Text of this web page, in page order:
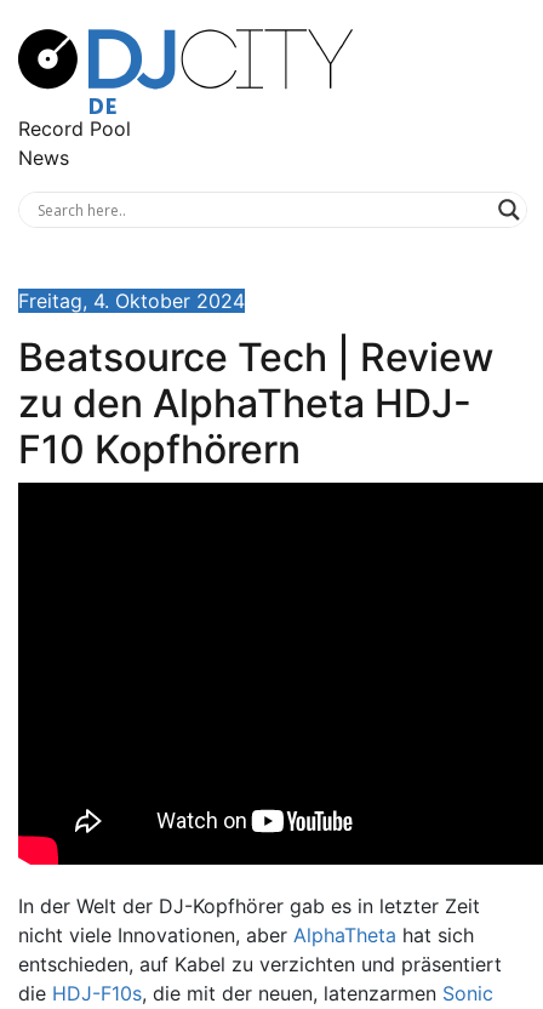
Record Pool
News
Freitag, 4. Oktober 2024
Beatsource Tech | Review
zu den AlphaTheta HDJ-
F10 Kopfhörern
In der Welt der DJ-Kopfhörer gab es in letzter Zeit
nicht viele Innovationen, aber AlphaTheta hat sich
entschieden, auf Kabel zu verzichten und präsentiert
die HDJ-F10s, die mit der neuen, latenzarmen Sonic